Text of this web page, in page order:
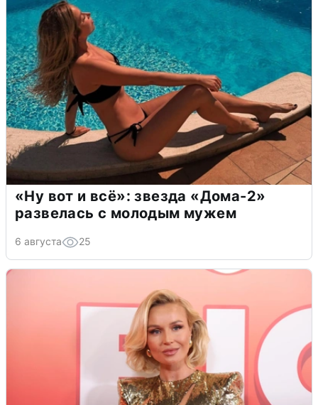
«Ну вот и всё»: звезда «Дома-2»
развелась с молодым мужем
6 августа 25